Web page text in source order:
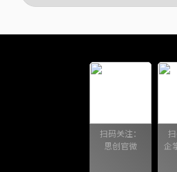
扫码关注：
思创官微
企